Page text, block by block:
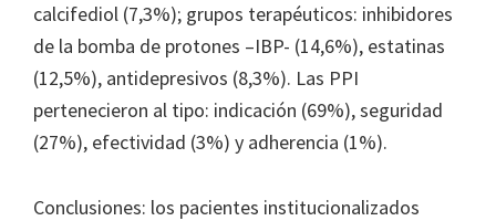
calcifediol (7,3%); grupos terapéuticos: inhibidores
de la bomba de protones –IBP- (14,6%), estatinas
(12,5%), antidepresivos (8,3%). Las PPI
pertenecieron al tipo: indicación (69%), seguridad
(27%), efectividad (3%) y adherencia (1%).
Conclusiones: los pacientes institucionalizados